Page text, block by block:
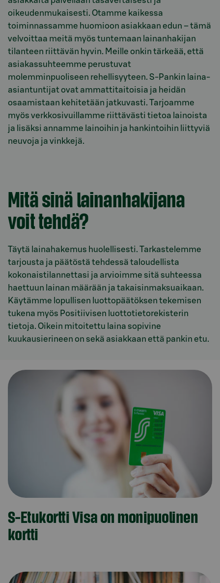
oikeudenmukaisesti. Otamme kaikessa
toiminnassamme huomioon asiakkaan edun – tämä
velvoittaa meitä myös tuntemaan lainanhakijan
tilanteen riittävän hyvin. Meille onkin tärkeää, että
asiakassuhteemme perustuvat
molemminpuoliseen rehellisyyteen. S-Pankin laina-
asiantuntijat ovat ammattitaitoisia ja heidän
osaamistaan kehitetään jatkuvasti. Tarjoamme
myös verkkosivuillamme riittävästi tietoa lainoista
ja lisäksi annamme lainoihin ja hankintoihin liittyviä
neuvoja ja vinkkejä.
Mitä sinä lainanhakijana
voit tehdä?
Täytä lainahakemus huolellisesti. Tarkastelemme
tarjousta ja päätöstä tehdessä taloudellista
kokonaistilannettasi ja arvioimme sitä suhteessa
haettuun lainan määrään ja takaisinmaksuaikaan.
Käytämme lopullisen luottopäätöksen tekemisen
tukena myös Positiivisen luottotietorekisterin
tietoja. Oikein mitoitettu laina sopivine
kuukausierineen on sekä asiakkaan että pankin etu.
S-Etukortti Visa on monipuolinen
kortti